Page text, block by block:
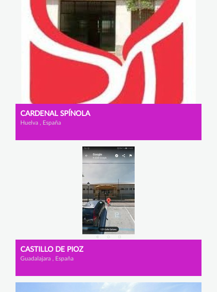
CARDENAL SPÍNOLA
Huelva , España
CASTILLO DE PIOZ
Guadalajara , España